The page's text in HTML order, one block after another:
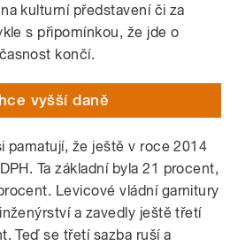
kulturní představení či za
s připomínkou, že jde o
končí.
vyšší daně
pamatují, že ještě v roce 2014
Ta základní byla 21 procent,
Levicové vládní garnitury
a zavedly ještě třetí
Teď se třetí sazba ruší a